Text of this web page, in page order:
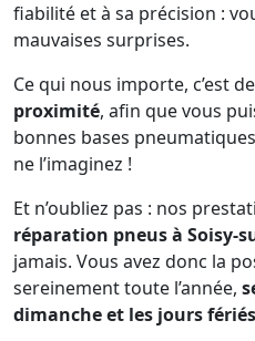
fiabilité et à sa précision :
mauvaises surprises.
Ce qui nous importe, c’est
proximité, afin que vous
bonnes bases
ne l’imaginez !
Et n’oubliez pas : nos
réparation pneus à Soisy-
jamais. Vous avez donc la
sereinement toute l’année,
dimanche et les jours fériés